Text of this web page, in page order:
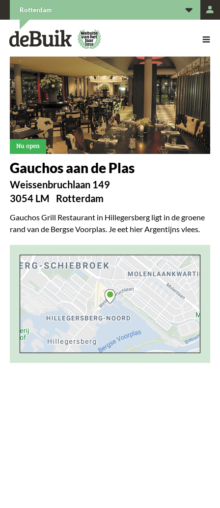
Nu open
Gauchos aan de Plas
Weissenbruchlaan 149
3054 LM
Rotterdam
Gauchos Grill Restaurant in Hillegersberg ligt in de groene
rand van de Bergse Voorplas. Je eet hier Argentijns vlees.
Rotterdam
De Buik van {city: city}
De Buik